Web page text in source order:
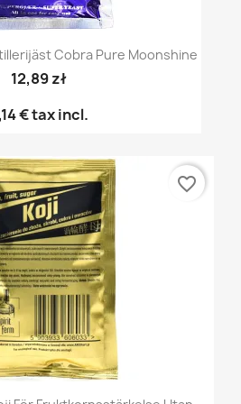
Cobra Pure Moonshine
12,89 zł
€tax incl.
favorite_border